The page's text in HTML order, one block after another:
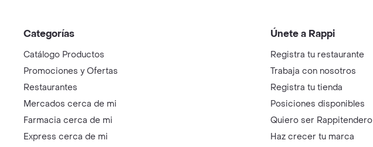
Categorías
Catálogo Productos
Promociones y Ofertas
Restaurantes
Mercados cerca de mi
Farmacia cerca de mi
Express cerca de mi
Únete a Rappi
Registra tu restaurante
Trabaja con nosotros
Registra tu tienda
Posiciones disponibles
Quiero ser Rappitendero
Haz crecer tu marca